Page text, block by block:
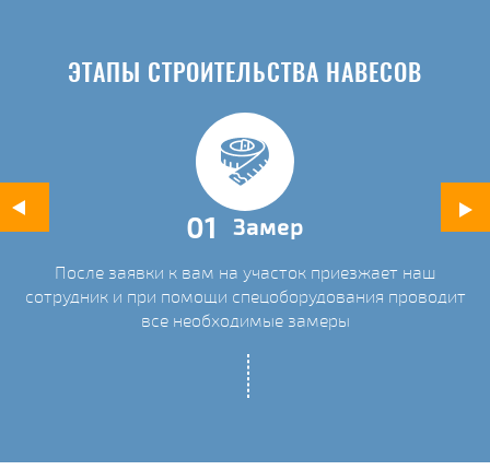
ЭТАПЫ СТРОИТЕЛЬСТВА НАВЕСОВ
01 Замер
После заявки к вам на участок приезжает наш
сотрудник и при помощи спецоборудования проводит
все необходимые замеры